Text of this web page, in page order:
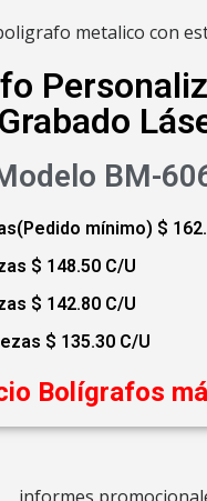
Grabado
BM-
mínimo) $
$ 148.50 C/U
$ 142.80 C/U
$ 135.30 C/U
Bolígrafos